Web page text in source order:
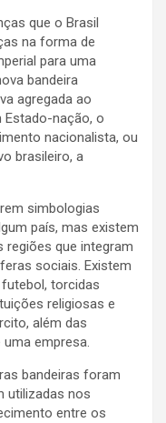
que o Brasil
na forma de
para uma
bandeira
agregada ao
Estado-nação, o
nacionalista, ou
brasileiro, a
simbologias
país, mas existem
regiões que integram
sociais. Existem
torcidas
religiosas e
além das
empresa.
bandeiras foram
utilizadas nos
entre os